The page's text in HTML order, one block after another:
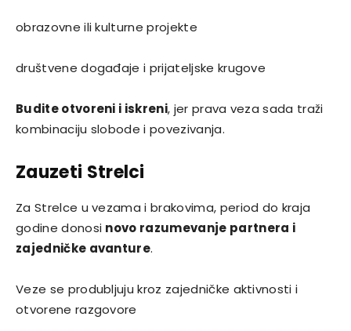
obrazovne ili kulturne projekte
društvene događaje i prijateljske krugove
Budite otvoreni i iskreni, jer prava veza sada traži
kombinaciju slobode i povezivanja.
Zauzeti Strelci
Za Strelce u vezama i brakovima, period do kraja
godine donosi novo razumevanje partnera i
zajedničke avanture.
Veze se produbljuju kroz zajedničke aktivnosti i
otvorene razgovore